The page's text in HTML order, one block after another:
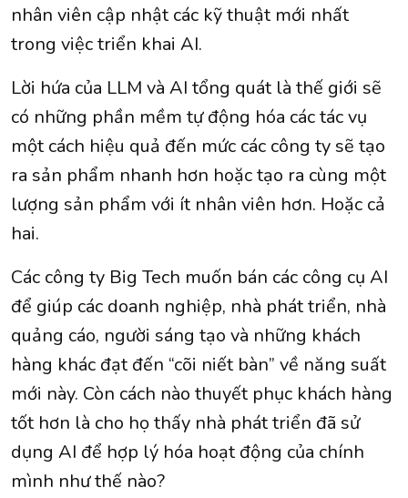
nhân viên cập nhật các kỹ thuật mới nhất
trong việc triển khai AI.
Lời hứa của LLM và AI tổng quát là thế giới sẽ
có những phần mềm tự động hóa các tác vụ
một cách hiệu quả đến mức các công ty sẽ tạo
ra sản phẩm nhanh hơn hoặc tạo ra cùng một
lượng sản phẩm với ít nhân viên hơn. Hoặc cả
hai.
Các công ty Big Tech muốn bán các công cụ AI
để giúp các doanh nghiệp, nhà phát triển, nhà
quảng cáo, người sáng tạo và những khách
hàng khác đạt đến “cõi niết bàn” về năng suất
mới này. Còn cách nào thuyết phục khách hàng
tốt hơn là cho họ thấy nhà phát triển đã sử
dụng AI để hợp lý hóa hoạt động của chính
mình như thế nào?